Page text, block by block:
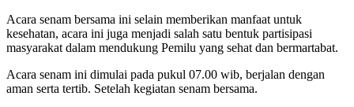
Acara senam bersama ini selain memberikan manfaat untuk
kesehatan, acara ini juga menjadi salah satu bentuk partisipasi
masyarakat dalam mendukung Pemilu yang sehat dan bermartabat.
Acara senam ini dimulai pada pukul 07.00 wib, berjalan dengan
aman serta tertib. Setelah kegiatan senam bersama.